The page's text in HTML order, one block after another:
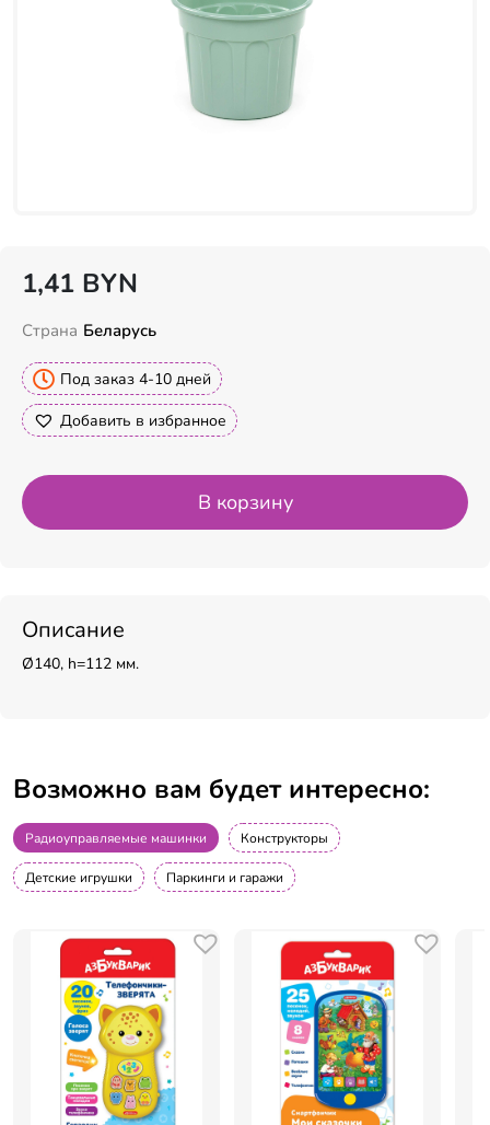
1,41 BYN
Страна Беларусь
Под заказ 4-10 дней
Добавить в избранное
В корзину
Описание
Ø140, h=112 мм.
Возможно вам будет интересно:
Радиоуправляемые машинки Конструкторы
Детские игрушки Паркинги и гаражи